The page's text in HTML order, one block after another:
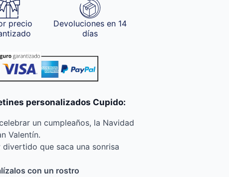
precio
Devoluciones en 14
días
personalizados Cupido:
un cumpleaños, la Navidad
Valentín.
que saca una sonrisa
con un rostro